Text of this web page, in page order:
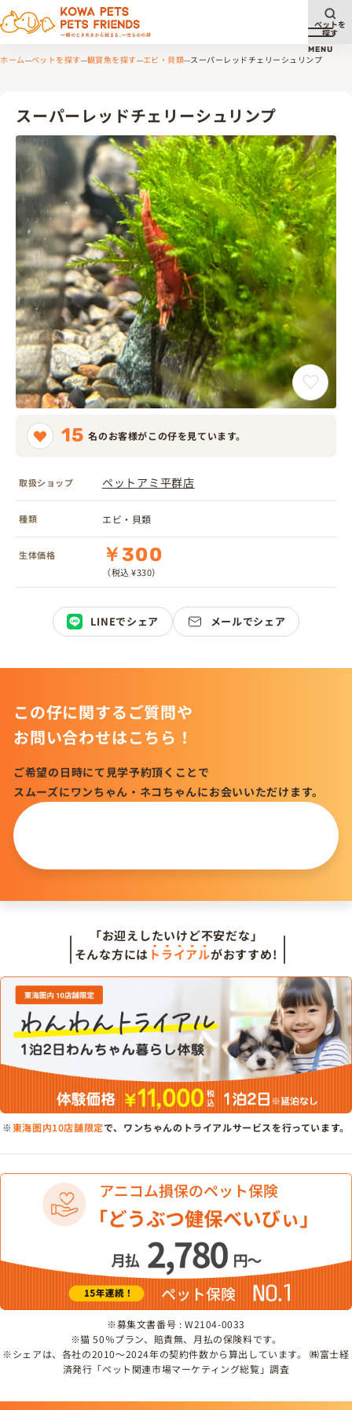
メニ
MENU
ペットを
探す
ホーム ペットを探す 観賞魚を探す エビ・貝類 スーパーレッドチェリーシュリンプ
スーパーレッドチェリーシュリンプ
15 名のお客様がこの仔を見ています。
取扱ショップ ペットアミ平群店
種類 エビ・貝類
生体価格 ￥300
（税込 ¥330）
LINEでシェア メールでシェア
この仔に関するご質問や
お問い合わせはこちら！
ご希望の日時にて見学予約頂くことで
スムーズにワンちゃん・ネコちゃんにお会いいただけます。
「お迎えしたいけど不安だな」
そんな方には トライアルがおすすめ!
※東海圏内10店舗限定で、ワンちゃんのトライアルサービスを行っています。
※募集文書番号 : W2104-0033
※猫 50％プラン、賠責無、月払の保険料です。
※シェアは、各社の2010～2024年の契約件数から算出しています。 ㈱富士経
済発行「ペット関連市場マーケティング総覧」調査